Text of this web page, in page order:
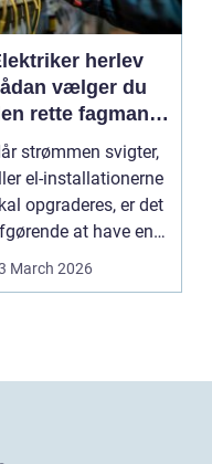
herlev
vælger du
rette fagmand
dine el-opgaver
strømmen svigter,
el-installationerne
opgraderes, er det
at have en
March 2026